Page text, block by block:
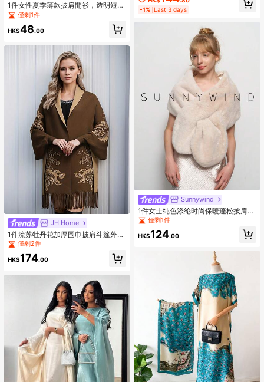
1件女性夏季薄款披肩開衫，透明短外
套，寬鬆披風，陽光防護半袖頂部
僅剩1件
HK$48.00
JH Home
1件流苏牡丹花加厚围巾披肩斗篷外
套，可搭配连衣裙
僅剩2件
HK$174.00
-1% Last 3 days
Sunnywind
1件女士纯色涤纶时尚保暖蓬松披肩，
适合新娘晚宴和日常穿着，可搭配连
衣裙、沙滩装、度假服饰，也是旅行
必备单品。
僅剩1件
HK$124.00